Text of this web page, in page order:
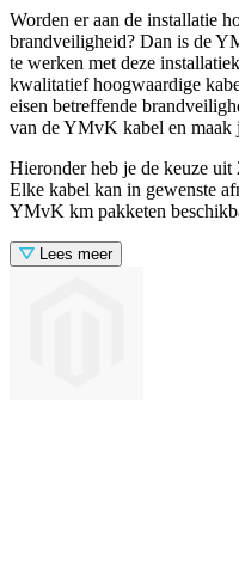
Worden er aan de installatie
brandveiligheid? Dan is de
te werken met deze
kwalitatief hoogwaardige
eisen betreffende
van de YMvK kabel en maak
Hieronder heb je de keuze uit
Elke kabel kan in gewenste
YMvK km pakketen
Lees meer